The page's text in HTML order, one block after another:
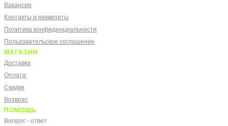
Вакансии
Контакты и реквизиты
Политика конфиденциальности
Пользовательское соглашение
МАГАЗИН
Доставка
Оплата
Скидки
Возврат
ПОМОЩЬ
Вопрос - ответ